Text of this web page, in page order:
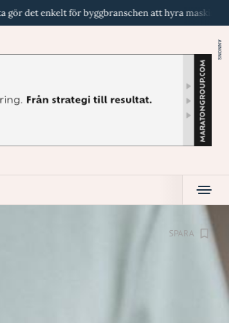
för byggbranschen att hyra maskiner direkt i
ANNONS
SPARA